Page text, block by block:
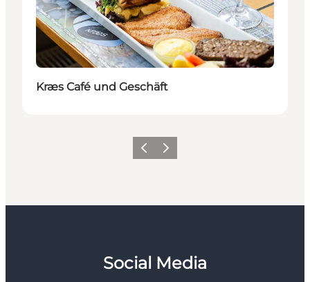
Kræs Café und Geschäft
ZurückWeiter
Social Media